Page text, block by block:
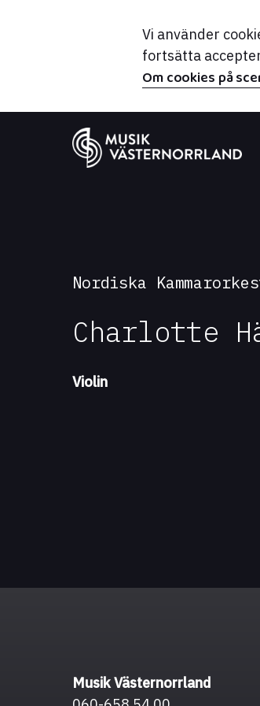
Vi använder
fortsätta
Om cookies på
Nordiska
Charlotte
Violin
Musik Västernorrland